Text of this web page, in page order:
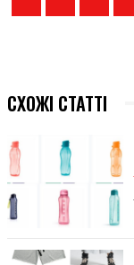
СХОЖІ СТАТТІ